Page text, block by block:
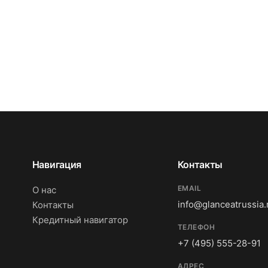
Навигация
О нас
Контакты
Кредитный навигатор
Контакты
EMAIL
ТЕЛЕФОН
+7 (495) 555-28-91
АДРЕС